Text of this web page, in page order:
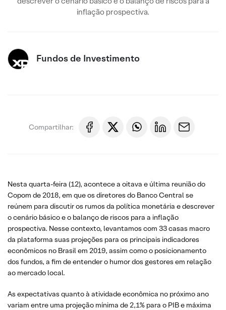
inflação prospectiva.
Fundos de Investimento
Compartilhar:
Nesta quarta-feira (12), acontece a oitava e última reunião do
Copom de 2018, em que os diretores do Banco Central se
reúnem para discutir os rumos da política monetária e descrever
o cenário básico e o balanço de riscos para a inflação
prospectiva. Nesse contexto, levantamos com 33 casas macro
da plataforma suas projeções para os principais indicadores
econômicos no Brasil em 2019, assim como o posicionamento
dos fundos, a fim de entender o humor dos gestores em relação
ao mercado local.
As expectativas quanto à atividade econômica no próximo ano
variam entre uma projeção mínima de 2,1% para o PIB e máxima